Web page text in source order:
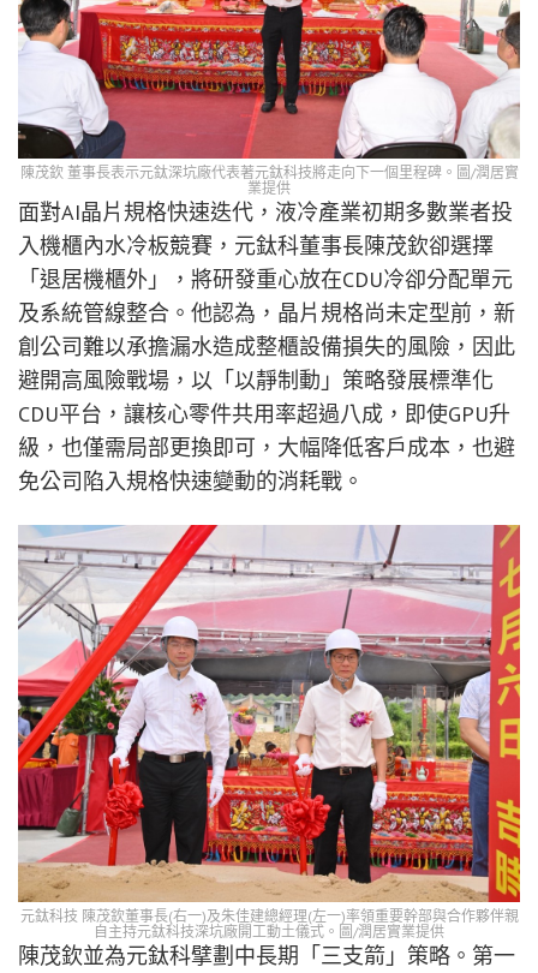
陳茂欽 董事長表示元鈦深坑廠代表著元鈦科技將走向下一個里程碑。圖/潤居實
業提供
面對AI晶片規格快速迭代，液冷產業初期多數業者投
入機櫃內水冷板競賽，元鈦科董事長陳茂欽卻選擇
「退居機櫃外」，將研發重心放在CDU冷卻分配單元
及系統管線整合。他認為，晶片規格尚未定型前，新
創公司難以承擔漏水造成整櫃設備損失的風險，因此
避開高風險戰場，以「以靜制動」策略發展標準化
CDU平台，讓核心零件共用率超過八成，即使GPU升
級，也僅需局部更換即可，大幅降低客戶成本，也避
免公司陷入規格快速變動的消耗戰。
元鈦科技 陳茂欽董事長(右一)及朱佳建總經理(左一)率領重要幹部與合作夥伴親
自主持元鈦科技深坑廠開工動土儀式。圖/潤居實業提供
陳茂欽並為元鈦科擘劃中長期「三支箭」策略。第一